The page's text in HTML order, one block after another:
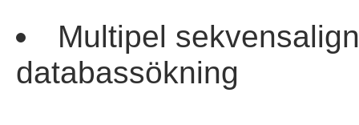
Multipel
databassökning